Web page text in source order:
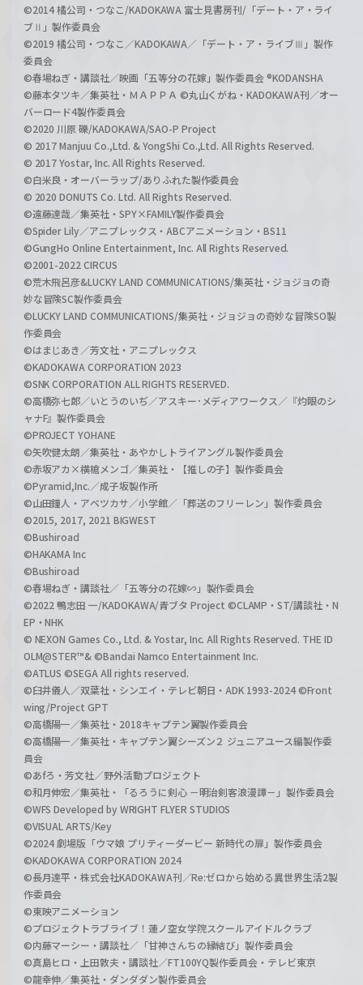
©2014 橘公司・つなこ/KADOKAWA 富士見書房刊/「デート・ア・ライ
ブⅡ」製作委員会
©2019 橘公司・つなこ／KADOKAWA／「デート・ア・ライブⅢ」製作
委員会
©春場ねぎ・講談社／映画「五等分の花嫁」製作委員会 ®KODANSHA
©藤本タツキ／集英社・ＭＡＰＰＡ ©丸山くがね・KADOKAWA刊／オー
バーロード4製作委員会
©2020 川原 礫/KADOKAWA/SAO-P Project
© 2017 Manjuu Co.,Ltd. & YongShi Co.,Ltd. All Rights Reserved.
© 2017 Yostar, Inc. All Rights Reserved.
©白米良・オーバーラップ/ありふれた製作委員会
© 2020 DONUTS Co. Ltd. All Rights Reserved.
©遠藤達哉／集英社・SPY×FAMILY製作委員会
©Spider Lily／アニプレックス・ABCアニメーション・BS11
©GungHo Online Entertainment, Inc. All Rights Reserved.
©2001-2022 CIRCUS
©荒木飛呂彦&LUCKY LAND COMMUNICATIONS/集英社・ジョジョの奇
妙な冒険SC製作委員会
©LUCKY LAND COMMUNICATIONS/集英社・ジョジョの奇妙な冒険SO製
作委員会
©はまじあき／芳文社・アニプレックス
©KADOKAWA CORPORATION 2023
©SNK CORPORATION ALL RIGHTS RESERVED.
©高橋弥七郎／いとうのいぢ／アスキー･メディアワークス／『灼眼のシ
ャナF』製作委員会
©PROJECT YOHANE
©矢吹健太朗／集英社・あやかしトライアングル製作委員会
©赤坂アカ×横槍メンゴ／集英社・【推しの子】製作委員会
©Pyramid,Inc.／成子坂製作所
©山田鐘人・アベツカサ／小学館／「葬送のフリーレン」製作委員会
©2015, 2017, 2021 BIGWEST
©Bushiroad
©HAKAMA Inc
©Bushiroad
©春場ねぎ・講談社／「五等分の花嫁∽」製作委員会
©2022 鴨志田 一/KADOKAWA/青ブタ Project ©CLAMP・ST/講談社・N
EP・NHK
© NEXON Games Co., Ltd. & Yostar, Inc. All Rights Reserved. THE ID
OLM@STER™& ©Bandai Namco Entertainment Inc.
©ATLUS ©SEGA All rights reserved.
©臼井儀人／双葉社・シンエイ・テレビ朝日・ADK 1993-2024 ©Front
wing/Project GPT
©高橋陽一／集英社・2018キャプテン翼製作委員会
©高橋陽一／集英社・キャプテン翼シーズン２ ジュニアユース編製作委
員会
©あfろ・芳文社／野外活動プロジェクト
©和月伸宏／集英社・「るろうに剣心 －明治剣客浪漫譚－」製作委員会
©WFS Developed by WRIGHT FLYER STUDIOS
©VISUAL ARTS/Key
©2024 劇場版「ウマ娘 プリティーダービー 新時代の扉」製作委員会
©KADOKAWA CORPORATION 2024
©長月達平・株式会社KADOKAWA刊／Re:ゼロから始める異世界生活2製
作委員会
©東映アニメーション
©プロジェクトラブライブ！蓮ノ空女学院スクールアイドルクラブ
©内藤マーシー・講談社／「甘神さんちの縁結び」製作委員会
©真島ヒロ・上田敦夫・講談社／FT100YQ製作委員会・テレビ東京
©龍幸伸／集英社・ダンダダン製作委員会